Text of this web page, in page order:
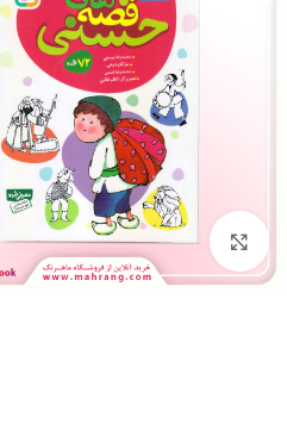
بزرگنمایی تصویر